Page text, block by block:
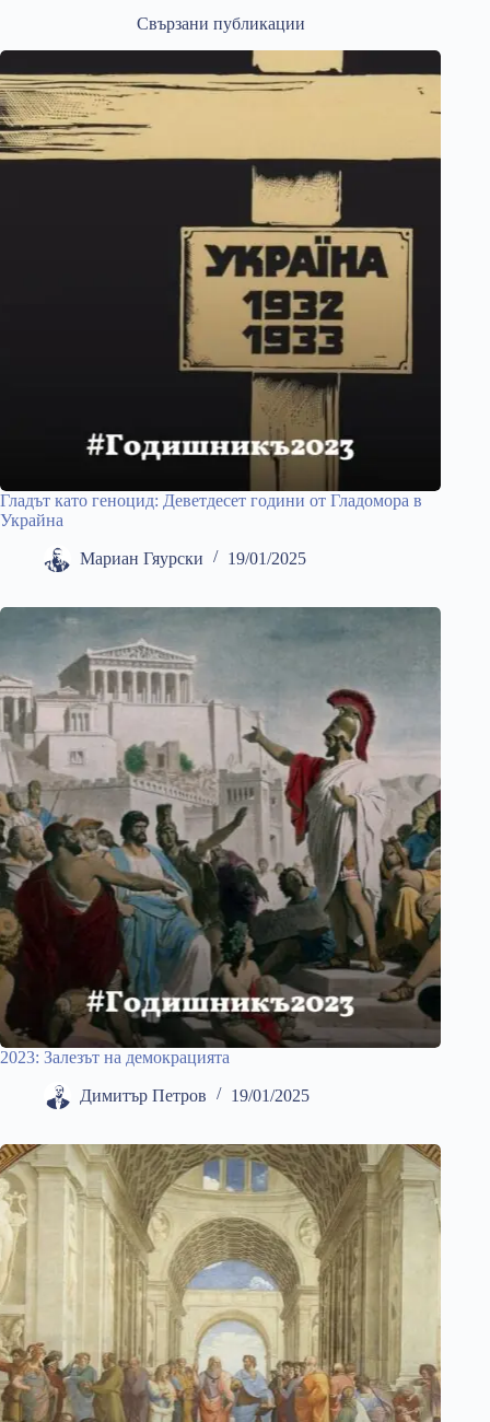
Свързани публикации
Гладът като геноцид: Деветдесет години от Гладомора в
Украйна
Мариан Гяурски 19/01/2025
2023: Залезът на демокрацията
Димитър Петров 19/01/2025